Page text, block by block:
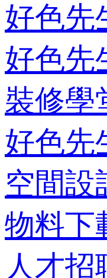
好色先
好色先
裝修學
好色先
空間設
物料下
人才招